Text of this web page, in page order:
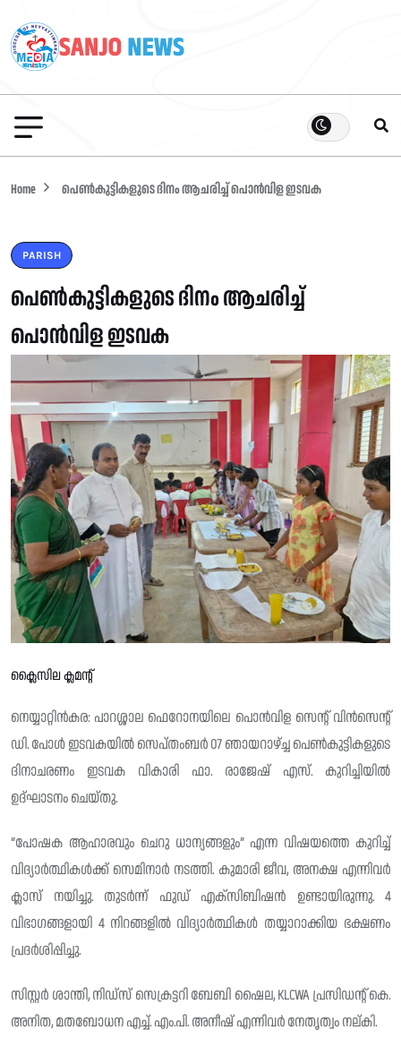
Home പെൺകുട്ടികളുടെ ദിനം ആചരിച്ച് പൊൻവിള ഇടവക
PARISH
പെൺകുട്ടികളുടെ ദിനം ആചരിച്ച്
പൊൻവിള ഇടവക
ക്ലൈസില ക്ലമന്റ്
നെയ്യാറ്റിൻകര: പാറശ്ശാല ഫെറോനയിലെ പൊൻവിള സെന്റ് വിൻസെന്റ്
ഡി. പോൾ ഇടവകയിൽ സെപ്തംബർ 07 ഞായറാഴ്ച്ച പെൺകുട്ടികളുടെ
ദിനാചരണം ഇടവക വികാരി ഫാ. രാജേഷ് എസ്. കുറിച്ചിയിൽ
ഉദ്‌ഘാടനം ചെയ്തു.
“പോഷക ആഹാരവും ചെറു ധാന്യങ്ങളും” എന്ന വിഷയത്തെ കുറിച്ച്
വിദ്യാർത്ഥികൾക്ക് സെമിനാർ നടത്തി. കുമാരി ജീവ, അനക്ഷ എന്നിവർ
ക്ലാസ് നയിച്ചു. തുടർന്ന് ഫുഡ് എക്സിബിഷൻ ഉണ്ടായിരുന്നു. 4
വിഭാഗങ്ങളായി 4 നിറങ്ങളിൽ വിദ്യാർത്ഥികൾ തയ്യാറാക്കിയ ഭക്ഷണം
പ്രദർശിപ്പിച്ചു.
സിസ്റ്റർ ശാന്തി, നിഡ്സ് സെക്രട്ടറി ബേബി ഷൈല, KLCWA പ്രസിഡന്റ് കെ.
അനിത, മതബോധന എച്ച്. എം.പി. അനീഷ് എന്നിവർ നേതൃത്വം നല്കി.